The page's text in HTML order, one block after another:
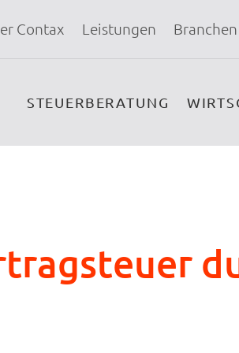
Contax Leistungen Branchen
STEUERBERATUNG